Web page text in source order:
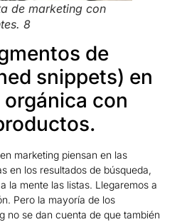
de marketing con
8
de
snippets) en
con
marketing piensan en las
en los resultados de búsqueda,
la mente las listas. Llegaremos a
Pero la mayoría de los
no se dan cuenta de que también